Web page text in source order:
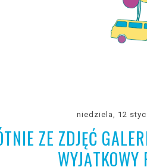
niedziela, 12
ZE ZDJĘĆ
WYJĄTKOWY